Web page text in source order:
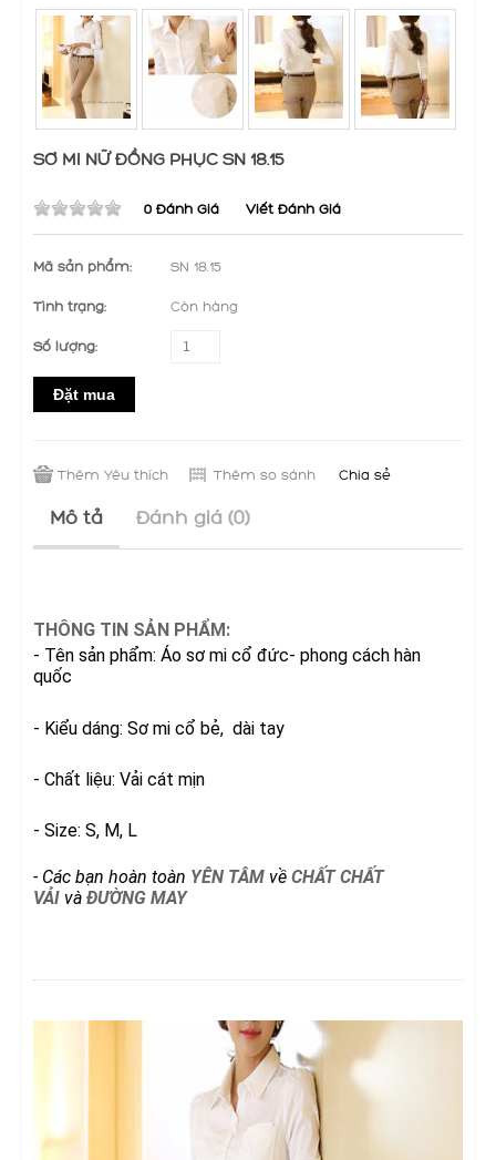
SƠ MI NỮ ĐỒNG PHỤC SN 18.15
0 Đánh Giá Viết Đánh Giá
Mã sản phẩm: SN 18.15
Tình trạng: Còn hàng
Số lượng:
Đặt mua
Thêm Yêu thích Thêm so sánh Chia sẻ
Mô tả Đánh giá (0)
THÔNG TIN SẢN PHẨM:
- Tên sản phẩm: Áo sơ mi cổ đức- phong cách hàn
quốc
- Kiểu dáng: Sơ mi cổ bẻ, dài tay
- Chất liệu: Vải cát mịn
- Size: S, M, L
- Các bạn hoàn toàn YÊN TÂM về CHẤT CHẤT
VẢI và ĐƯỜNG MAY